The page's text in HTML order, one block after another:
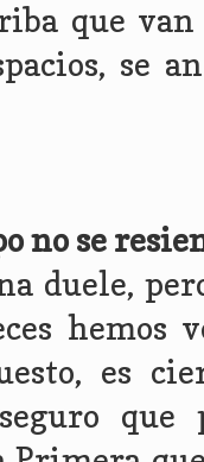
que van
se
no se
duele,
hemos
es